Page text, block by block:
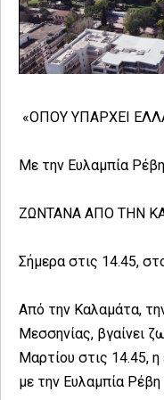
«ΟΠΟΥ ΥΠΑΡΧΕΙ
Με την Ευλαμπία
ΖΩΝΤΑΝΑ ΑΠΟ ΤΗΝ
Σήμερα στις 14.45,
Από την Καλαμάτα,
Μεσσηνίας, βγαίνει
Μαρτίου στις 14.45,
με την Ευλαμπία